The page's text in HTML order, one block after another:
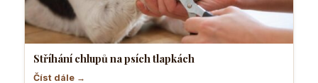
Stříhání chlupů na psích tlapkách
Číst dále →